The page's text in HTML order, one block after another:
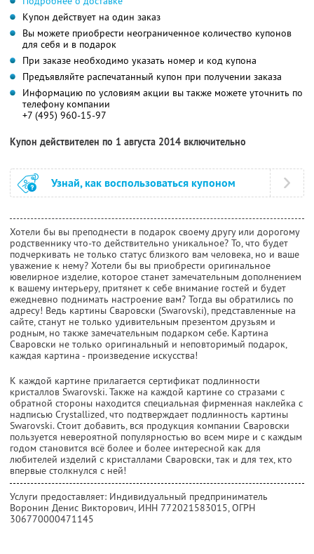
Купон действует на один заказ
Вы можете приобрести неограниченное количество купонов
для себя и в подарок
При заказе необходимо указать номер и код купона
Предъявляйте распечатанный купон при получении заказа
Информацию по условиям акции вы также можете уточнить по
телефону компании
+7 (495) 960-15-97
Купон действителен по 1 августа 2014 включительно
Узнай, как воспользоваться купоном
Хотели бы вы преподнести в подарок своему другу или дорогому
родственнику что-то действительно уникальное? То, что будет
подчеркивать не только статус близкого вам человека, но и ваше
уважение к нему? Хотели бы вы приобрести оригинальное
ювелирное изделие, которое станет замечательным дополнением
к вашему интерьеру, притянет к себе внимание гостей и будет
ежедневно поднимать настроение вам? Тогда вы обратились по
адресу! Ведь картины Сваровски (Swarovski), представленные на
сайте, станут не только удивительным презентом друзьям и
родным, но также замечательным подарком себе. Картина
Сваровски не только оригинальный и неповторимый подарок,
каждая картина - произведение искусства!
К каждой картине прилагается сертификат подлинности
кристаллов Swarovski. Также на каждой картине со стразами с
обратной стороны находится специальная фирменная наклейка с
надписью Сrystallized, что подтверждает подлинность картины
Swarovski. Стоит добавить, вся продукция компании Сваровски
пользуется невероятной популярностью во всем мире и с каждым
годом становится всё более и более интересной как для
любителей изделий с кристаллами Сваровски, так и для тех, кто
впервые столкнулся с ней!
Услуги предоставляет: Индивидуальный предприниматель
Воронин Денис Викторович, ИНН 772021583015, ОГРН
306770000471145